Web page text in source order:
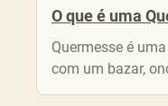
O que é uma
Quermesse é
com um bazar,